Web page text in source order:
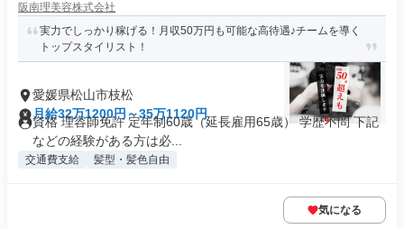
阪南理美容株式会社
実力でしっかり稼げる！月収50万円も可能な高待遇♪チームを導く
トップスタイリスト！
愛媛県松山市枝松
月給32万1200円～35万1120円
資格 理容師免許 定年制60歳（延長雇用65歳） 学歴不問 下記
などの経験がある方は必...
交通費支給 髪型・髪色自由
気になる